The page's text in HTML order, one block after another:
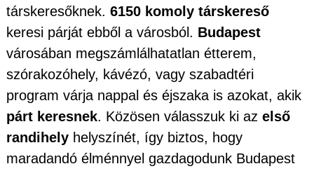
társkeresőknek. 6150 komoly társkereső
keresi párját ebből a városból. Budapest
városában megszámlálhatatlan étterem,
szórakozóhely, kávézó, vagy szabadtéri
program várja nappal és éjszaka is azokat, akik
párt keresnek. Közösen válasszuk ki az első
randihely helyszínét, így biztos, hogy
maradandó élménnyel gazdagodunk Budapest